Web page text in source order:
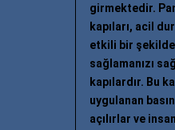
girmektedir.
kapıları, acil
etkili bir şekilde
sağlamanızı
kapılardır. Bu
uygulanan
açılırlar ve